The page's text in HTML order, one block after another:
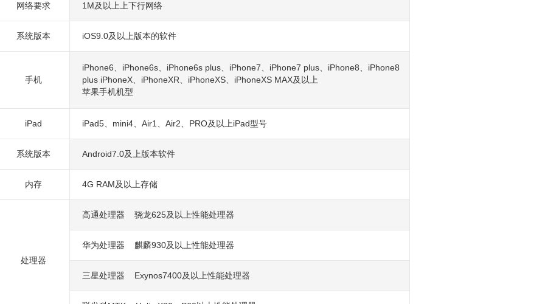
网络要求 1M及以上上下行网络
系统版本 iOS9.0及以上版本的软件
手机
iPhone6、iPhone6s、iPhone6s plus、iPhone7、iPhone7 plus、iPhone8、iPhone8
plus iPhoneX、iPhoneXR、iPhoneXS、iPhoneXS MAX及以上
苹果手机机型
iPad iPad5、mini4、Air1、Air2、PRO及以上iPad型号
系统版本 Android7.0及上版本软件
内存 4G RAM及以上存储
处理器
高通处理器 骁龙625及以上性能处理器
华为处理器 麒麟930及以上性能处理器
三星处理器 Exynos7400及以上性能处理器